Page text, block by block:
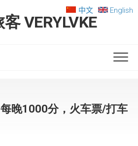
VERYLVKE
中文 English
晚1000分，火车票/打车